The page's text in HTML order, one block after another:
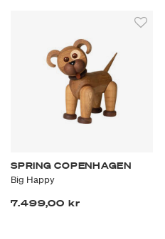
SPRING COPENHAGEN
Big Happy
7.499,00 kr